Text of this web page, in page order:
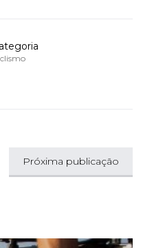
Próxima publicação